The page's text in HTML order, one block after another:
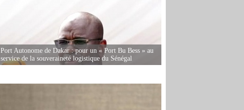
Port Autonome de Dakar : pour un « Port Bu Bess » au
service de la souveraineté logistique du Sénégal